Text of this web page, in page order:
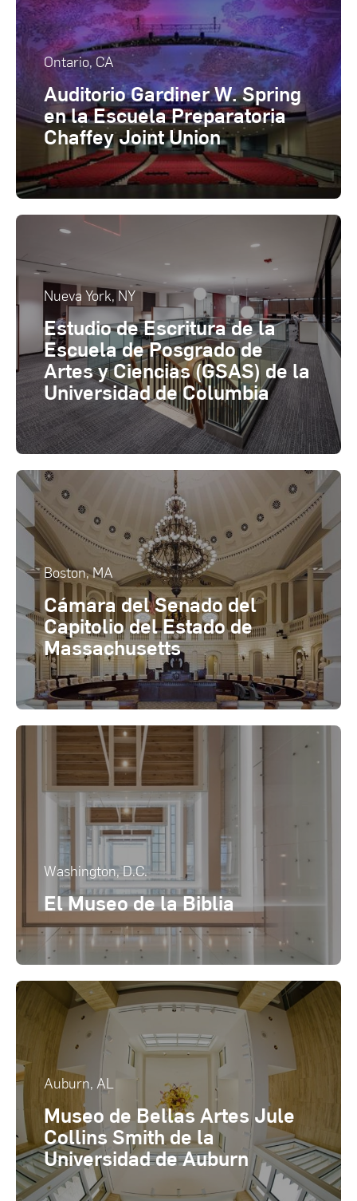
Ontario, CA
Auditorio Gardiner W. Spring
en la Escuela Preparatoria
Chaffey Joint Union
Nueva York, NY
Estudio de Escritura de la
Escuela de Posgrado de
Artes y Ciencias (GSAS) de la
Universidad de Columbia
Boston, MA
Cámara del Senado del
Capitolio del Estado de
Massachusetts
Washington, D.C.
El Museo de la Biblia
Auburn, AL
Museo de Bellas Artes Jule
Collins Smith de la
Universidad de Auburn